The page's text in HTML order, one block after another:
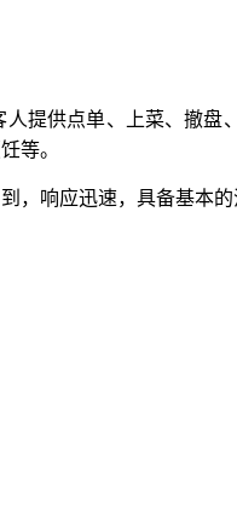
提供点单、上菜、撤
等。
，响应迅速，具备基本的